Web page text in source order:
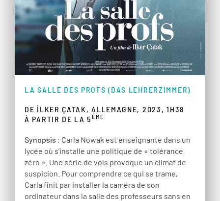
LA SALLE DES PROFS (DAS LEHRERZIMMER)
DE İLKER ÇATAK, ALLEMAGNE, 2023, 1H38
À PARTIR DE LA 5ÈME
Synopsis : Carla Nowak est enseignante dans un
lycée où s’installe une politique de « tolérance
zéro ». Une série de vols provoque un climat de
suspicion. Pour comprendre ce qui se trame,
Carla finit par installer la caméra de son
ordinateur dans la salle des professeurs sans en